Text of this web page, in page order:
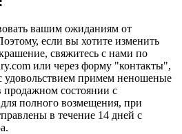
вашим ожиданиям от
если вы хотите изменить
свяжитесь с нами по
или через форму "контакты",
удовольствием примем неношеные
состоянии с
полного возмещения, при
в течение 14 дней с